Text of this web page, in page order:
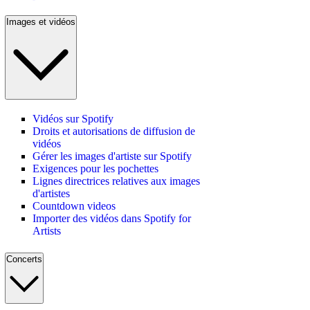
Images et vidéos
Vidéos sur Spotify
Droits et autorisations de diffusion de
vidéos
Gérer les images d'artiste sur Spotify
Exigences pour les pochettes
Lignes directrices relatives aux images
d'artistes
Countdown videos
Importer des vidéos dans Spotify for
Artists
Concerts